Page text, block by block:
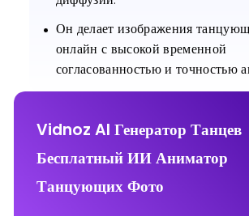
finger point
Body Shake shoulder shimmer
Он делает изображения
онлайн с высокой временной
согласованностью и точностью
Vidnoz AI Генератор Танцев
Бесплатный ИИ Аниматор
Танцующих Фото